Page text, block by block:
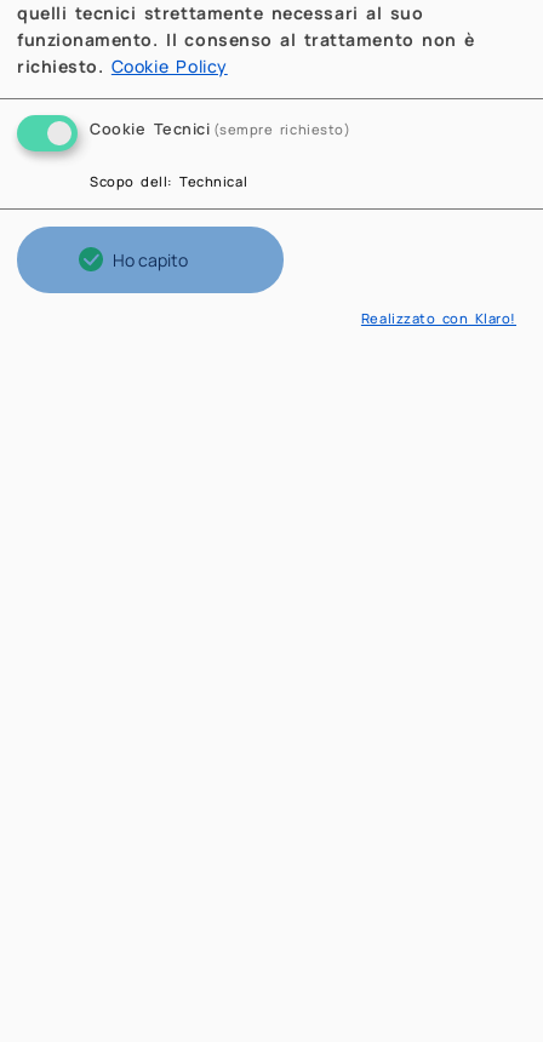
quelli tecnici strettamente necessari al suo
funzionamento. Il consenso al trattamento non è
richiesto. Cookie Policy
Cookie Tecnici (sempre richiesto)
Scopo dell:Technical
Ho capito
Realizzato con Klaro!